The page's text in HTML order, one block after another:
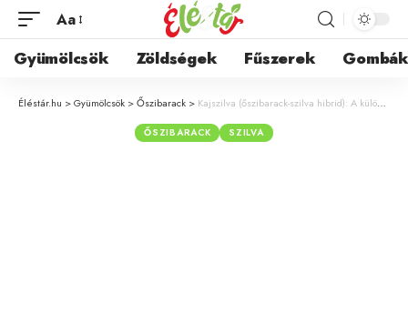
Aa
Gyümölcsök Zöldségek Fűszerek Gombák
Éléstár.hu >Gyümölcsök >Őszibarack > Kajszilva (őszibarack-szilva hibrid): A különleges gyümölcs jellemzői és termesztése
ŐSZIBARACK SZILVA